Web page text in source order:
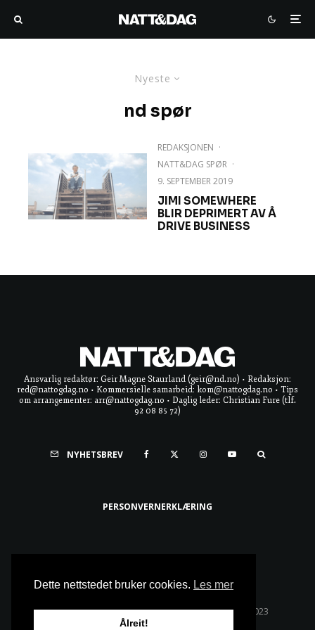
Nyeste
nd spør
REDAKSJONEN ·
NATT&DAG SPØR ·
9. SEPTEMBER 2019
JIMI SOMEWHERE
BLIR DEPRIMERT AV Å
DRIVE BUSINESS
Ansvarlig redaktør: Geir Magne Staurland (geir@nd.no) • Redaksjon:
red@nattogdag.no • Kommersielle samarbeid: kom@nattogdag.no • Tips
om arrangementer: arr@nattogdag.no • Daglig leder: Christian Fure (tlf.
92 08 85 72)
NYHETSBREV
PERSONVERNERKLÆRING
Alle rettigheter reservert • Copyright © Natt & Dag 2023
Dette nettstedet bruker cookies. Les mer
Ålreit!